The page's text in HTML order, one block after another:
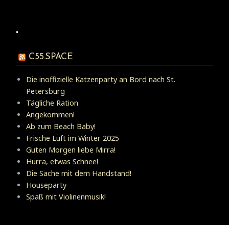
C55.SPACE
Die inoffizielle Katzenparty an Bord nach St.
Petersburg
Tägliche Ration
Angekommen!
Ab zum Beach Baby!
Frische Luft im Winter 2025
Guten Morgen liebe Mirra!
Hurra, etwas Schnee!
Die Sache mit dem Handstand!
Houseparty
Spaß mit Violinenmusik!